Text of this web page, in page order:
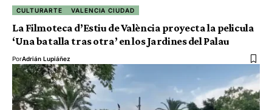
CULTURARTE VALENCIA CIUDAD
La Filmoteca d’Estiu de València proyecta la pelicula
‘Una batalla tras otra’ en los Jardines del Palau
PorAdrián Lupiáñez